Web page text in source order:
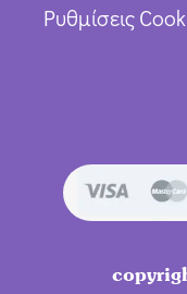
Ρυθμίσεις